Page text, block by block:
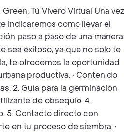
Tú Vivero Virtual Una vez
indicaremos como llevar el
paso a paso de una manera
sea exitoso, ya que no solo te
te ofrecemos la oportunidad
productiva. • Contenido
2. Guía para la germinación
de obsequio. 4.
5. Contacto directo con
en tu proceso de siembra. •